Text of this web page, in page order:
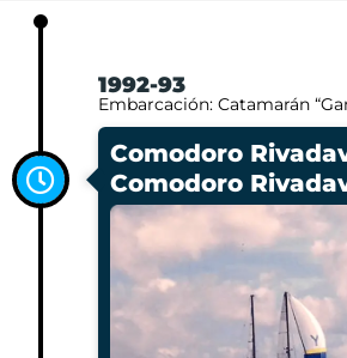
1992-93
Embarcación: Catamarán
Comodoro
Comodoro